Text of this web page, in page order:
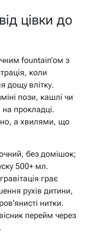
цівки до
fountain’ом з
коли
дощу влітку.
пози, кашлі чи
прокладці.
а хвилями, що
без домішок;
500+ мл.
грає
рухів дитини,
нитки.
перейм через